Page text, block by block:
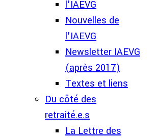
l'IAEVG
Nouvelles de
l'IAEVG
Newsletter IAEVG
(après 2017)
Textes et liens
Du côté des
retraité.e.s
La Lettre des